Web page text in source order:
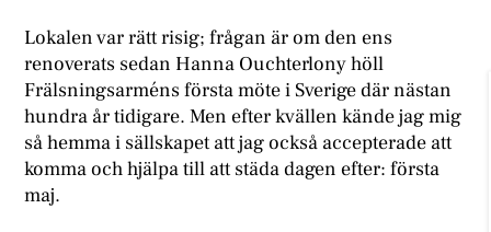
Lokalen var rätt risig; frågan är om den ens
renoverats sedan Hanna Ouchterlony höll
Frälsningsarméns första möte i Sverige där nästan
hundra år tidigare. Men efter kvällen kände jag mig
så hemma i sällskapet att jag också accepterade att
komma och hjälpa till att städa dagen efter: första
maj.